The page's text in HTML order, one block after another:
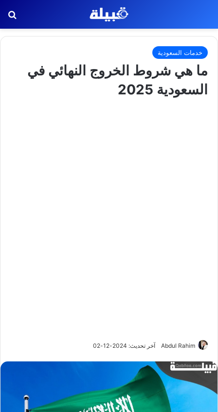
خدمات السعودية
ما هي شروط الخروج النهائي في
السعودية 2025
Abdul Rahim آخر تحديث: 2024-12-02